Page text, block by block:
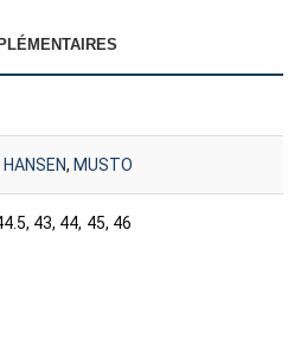
HANSEN, MUSTO
43, 44, 45, 46